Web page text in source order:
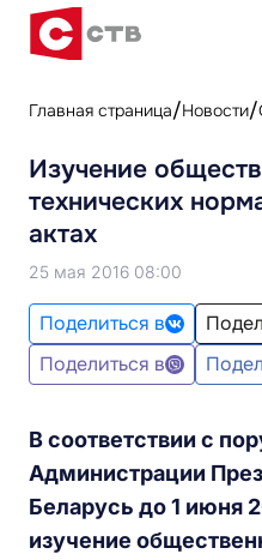
Главная страница Новости
Изучение
технических
актах
25 мая 2016 08:00
Поделиться в
Поделиться в
В соответствии с
Администрации
Беларусь до 1 июня
изучение